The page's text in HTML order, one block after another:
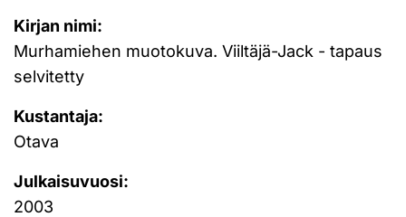
Kirjan nimi:
Murhamiehen muotokuva. Viiltäjä-Jack - tapaus
selvitetty
Kustantaja:
Otava
Julkaisuvuosi:
2003